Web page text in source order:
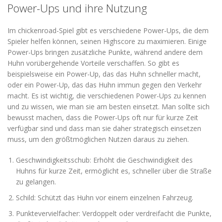
Power-Ups und ihre Nutzung
Im chickenroad-Spiel gibt es verschiedene Power-Ups, die dem
Spieler helfen können, seinen Highscore zu maximieren. Einige
Power-Ups bringen zusätzliche Punkte, während andere dem
Huhn vorübergehende Vorteile verschaffen. So gibt es
beispielsweise ein Power-Up, das das Huhn schneller macht,
oder ein Power-Up, das das Huhn immun gegen den Verkehr
macht. Es ist wichtig, die verschiedenen Power-Ups zu kennen
und zu wissen, wie man sie am besten einsetzt. Man sollte sich
bewusst machen, dass die Power-Ups oft nur für kurze Zeit
verfügbar sind und dass man sie daher strategisch einsetzen
muss, um den größtmöglichen Nutzen daraus zu ziehen.
Geschwindigkeitsschub: Erhöht die Geschwindigkeit des
Huhns für kurze Zeit, ermöglicht es, schneller über die Straße
zu gelangen.
Schild: Schützt das Huhn vor einem einzelnen Fahrzeug.
Punktevervielfacher: Verdoppelt oder verdreifacht die Punkte,